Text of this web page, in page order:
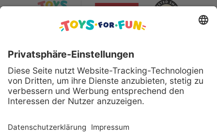
Sicher bezahlen mit:
Alle genannten Produkte und Logos sind eingetragene